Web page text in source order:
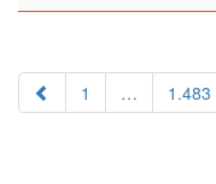
1 … 1.483